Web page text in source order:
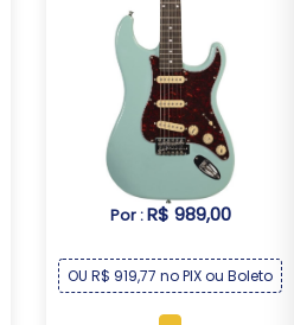
Guitarra Michael GM227N AB
Por :R$ 989,00
OU R$ 919,77 no PIX ou Boleto